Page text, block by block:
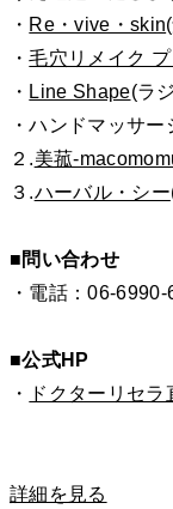
・ Re・vive・skin
・毛穴リメイク プ
・ Line Shape(ラ
・ハンドマッサー
２.美菰
３.ハーバル・シー
■問い合わせ
・電話：06-
■公式HP
・
ドクターリセ
詳細を見る